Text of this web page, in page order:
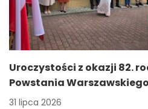
Uroczystości z okazji 82.
Powstania Warszawskiego
31 lipca 2026